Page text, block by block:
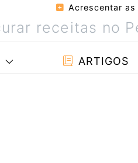
Acrescentar
ARTIGOS